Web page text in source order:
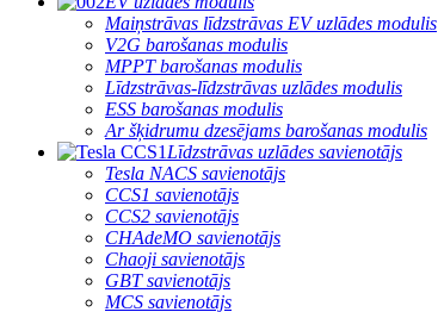
Maiņstrāvas līdzstrāvas EV uzlādes modulis
V2G barošanas modulis
MPPT barošanas modulis
Līdzstrāvas-līdzstrāvas uzlādes modulis
ESS barošanas modulis
Ar šķidrumu dzesējams barošanas modulis
Līdzstrāvas uzlādes savienotājs
Tesla NACS savienotājs
CCS1 savienotājs
CCS2 savienotājs
CHAdeMO savienotājs
Chaoji savienotājs
GBT savienotājs
MCS savienotājs